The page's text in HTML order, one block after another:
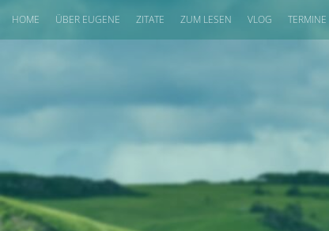
HOME ÜBER EUGENE ZITATE ZUM LESEN VLOG TERMINE